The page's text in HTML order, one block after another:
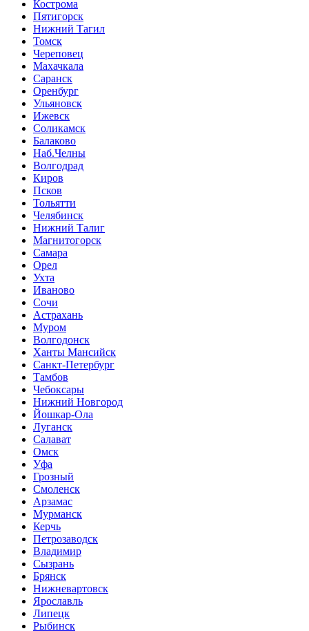
Кострома
Пятигорск
Нижний Тагил
Томск
Череповец
Махачкала
Саранск
Оренбург
Ульяновск
Ижевск
Соликамск
Балаково
Наб.Челны
Волгодрад
Киров
Псков
Тольятти
Челябинск
Нижний Талиг
Магнитогорск
Самара
Орел
Ухта
Иваново
Сочи
Астрахань
Муром
Волгодонск
Ханты Мансийск
Санкт-Петербург
Тамбов
Чебоксары
Нижний Новгород
Йошкар-Ола
Луганск
Салават
Омск
Уфа
Грозный
Смоленск
Арзамас
Мурманск
Керчь
Петрозаводск
Владимир
Сызрань
Брянск
Нижневартовск
Ярославль
Липецк
Рыбинск